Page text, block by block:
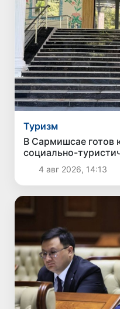
Туризм
В Сармишсае готов
социально-
4 авг 2026, 14:13